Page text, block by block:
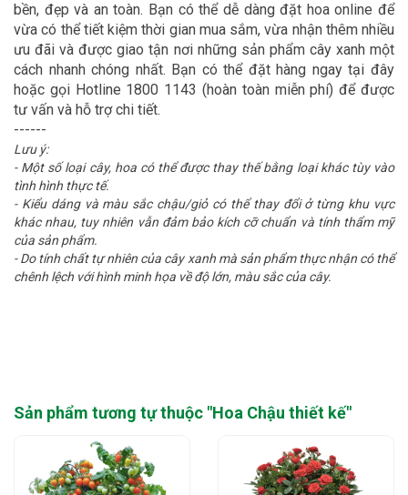
bền, đẹp và an toàn. Bạn có thể dễ dàng đặt hoa online để
vừa có thể tiết kiệm thời gian mua sắm, vừa nhận thêm nhiều
ưu đãi và được giao tận nơi những sản phẩm cây xanh một
cách nhanh chóng nhất. Bạn có thể đặt hàng ngay tại đây
hoặc gọi Hotline 1800 1143 (hoàn toàn miễn phí) để được
tư vấn và hỗ trợ chi tiết.
------
Lưu ý:
- Một số loại cây, hoa có thể được thay thế bằng loại khác tùy vào
tình hình thực tế.
- Kiểu dáng và màu sắc chậu/giỏ có thể thay đổi ở từng khu vực
khác nhau, tuy nhiên vẫn đảm bảo kích cỡ chuẩn và tính thẩm mỹ
của sản phẩm.
- Do tính chất tự nhiên của cây xanh mà sản phẩm thực nhận có thể
chênh lệch với hình minh họa về độ lớn, màu sắc của cây.
Sản phẩm tương tự thuộc "Hoa Chậu thiết kế"